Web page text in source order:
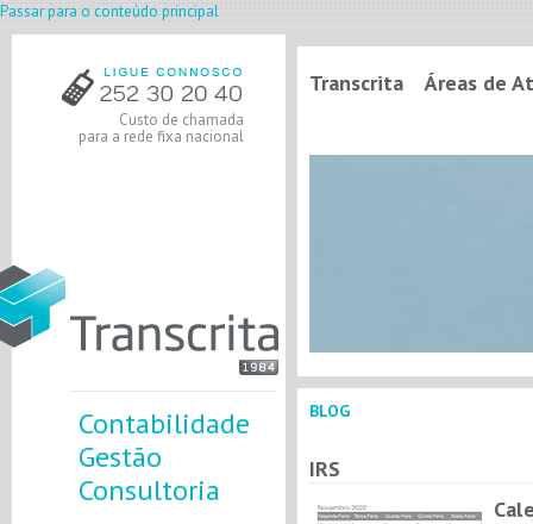
Passar para o conteúdo principal
Custo de chamada
para a rede fixa nacional
Contabilidade
Gestão
Consultoria
Transcrita Áreas de
BLOG
IRS